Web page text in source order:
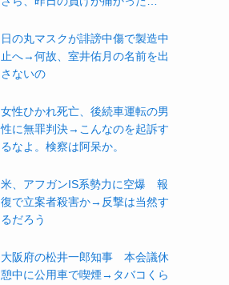
日の丸マスクが誹謗中傷で製造中
止へ→何故、室井佑月の名前を出
さないの
女性ひかれ死亡、後続車運転の男
性に無罪判決→こんなのを起訴す
るなよ。検察は阿呆か。
米、アフガンIS系勢力に空爆 報
復で立案者殺害か→反撃は当然す
るだろう
大阪府の松井一郎知事 本会議休
憩中に公用車で喫煙→タバコくら